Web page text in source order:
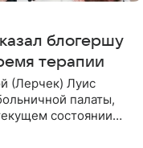
блогершу
терапии
(Лерчек) Луис
палаты,
состоянии